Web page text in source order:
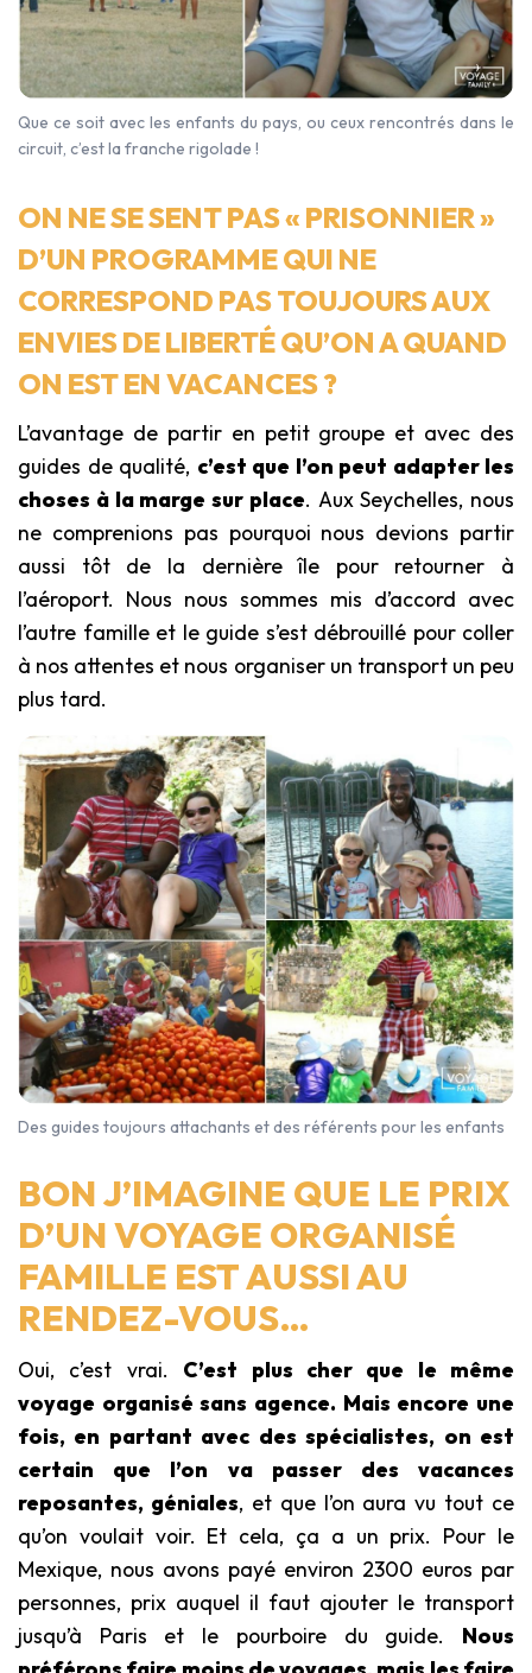
Que ce soit avec les enfants du pays, ou ceux rencontrés dans le
circuit, c’est la franche rigolade !
ON NE SE SENT PAS « PRISONNIER »
D’UN PROGRAMME QUI NE
CORRESPOND PAS TOUJOURS AUX
ENVIES DE LIBERTÉ QU’ON A QUAND
ON EST EN VACANCES ?
L’avantage de partir en petit groupe et avec des
guides de qualité, c’est que l’on peut adapter les
choses à la marge sur place. Aux Seychelles, nous
ne comprenions pas pourquoi nous devions partir
aussi tôt de la dernière île pour retourner à
l’aéroport. Nous nous sommes mis d’accord avec
l’autre famille et le guide s’est débrouillé pour coller
à nos attentes et nous organiser un transport un peu
plus tard.
Des guides toujours attachants et des référents pour les enfants
BON J’IMAGINE QUE LE PRIX
D’UN VOYAGE ORGANISÉ
FAMILLE EST AUSSI AU
RENDEZ-VOUS…
Oui, c’est vrai. C’est plus cher que le même
voyage organisé sans agence. Mais encore une
fois, en partant avec des spécialistes, on est
certain que l’on va passer des vacances
reposantes, géniales, et que l’on aura vu tout ce
qu’on voulait voir. Et cela, ça a un prix. Pour le
Mexique, nous avons payé environ 2300 euros par
personnes, prix auquel il faut ajouter le transport
jusqu’à Paris et le pourboire du guide. Nous